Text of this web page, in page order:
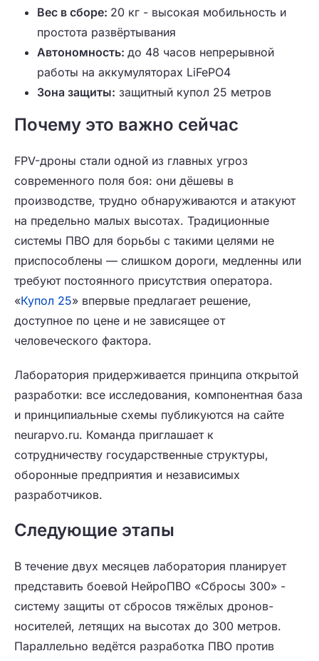
Вес в сборе: 20 кг - высокая мобильность и
простота развёртывания
Автономность: до 48 часов непрерывной
работы на аккумуляторах LiFePO4
Зона защиты: защитный купол 25 метров
Почему это важно сейчас
FPV-дроны стали одной из главных угроз
современного поля боя: они дёшевы в
производстве, трудно обнаруживаются и атакуют
на предельно малых высотах. Традиционные
системы ПВО для борьбы с такими целями не
приспособлены — слишком дороги, медленны или
требуют постоянного присутствия оператора.
«Купол 25» впервые предлагает решение,
доступное по цене и не зависящее от
человеческого фактора.
Лаборатория придерживается принципа открытой
разработки: все исследования, компонентная база
и принципиальные схемы публикуются на сайте
neurapvo.ru. Команда приглашает к
сотрудничеству государственные структуры,
оборонные предприятия и независимых
разработчиков.
Следующие этапы
В течение двух месяцев лаборатория планирует
представить боевой НейроПВО «Сбросы 300» -
систему защиты от сбросов тяжёлых дронов-
носителей, летящих на высотах до 300 метров.
Параллельно ведётся разработка ПВО против